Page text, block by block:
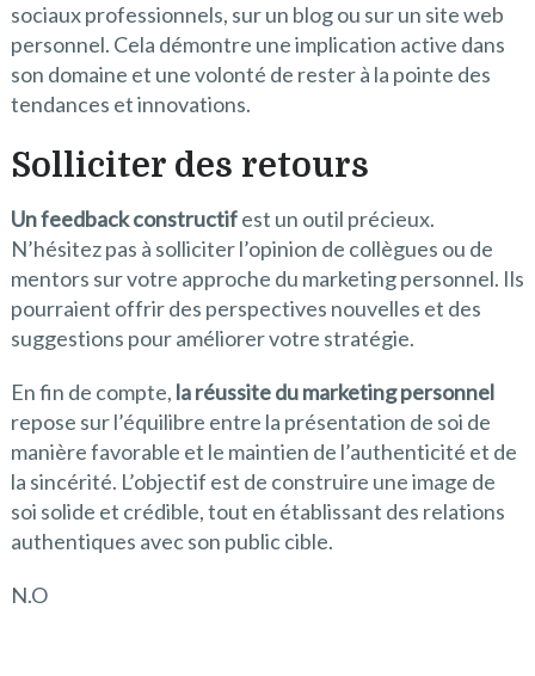
sociaux professionnels, sur un blog ou sur un site web
personnel. Cela démontre une implication active dans
son domaine et une volonté de rester à la pointe des
tendances et innovations.
Solliciter des retours
Un feedback constructifest un outil précieux.
N’hésitez pas à solliciter l’opinion de collègues ou de
mentors sur votre approche du marketing personnel. Ils
pourraient offrir des perspectives nouvelles et des
suggestions pour améliorer votre stratégie.
En fin de compte, la réussite du marketing personnel
repose sur l’équilibre entre la présentation de soi de
manière favorable et le maintien de l’authenticité et de
la sincérité. L’objectif est de construire une image de
soi solide et crédible, tout en établissant des relations
authentiques avec son public cible.
N.O